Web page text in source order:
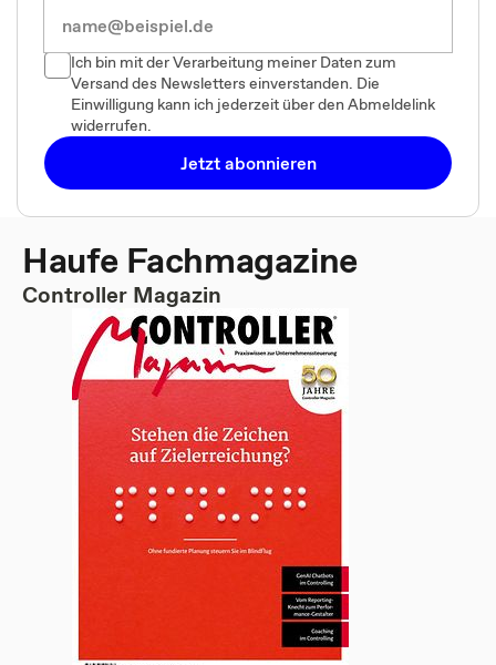
Ich bin mit der Verarbeitung meiner Daten zum
Versand des Newsletters einverstanden. Die
Einwilligung kann ich jederzeit über den Abmeldelink
widerrufen.
Jetzt abonnieren
Haufe Fachmagazine
Controller Magazin